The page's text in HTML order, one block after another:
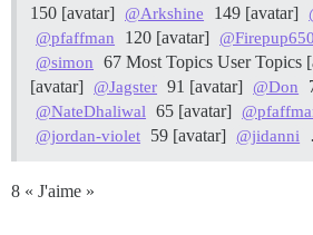
150 [avatar] @Arkshine 149 [avatar]
@pfaffman 120 [avatar] @Firepup650
@simon 67Most Topics User Topics
[avatar] @Jagster 91 [avatar] @Don
@NateDhaliwal 65 [avatar]
@jordan-violet 59 [avatar] @jidanni
8 « J'aime »